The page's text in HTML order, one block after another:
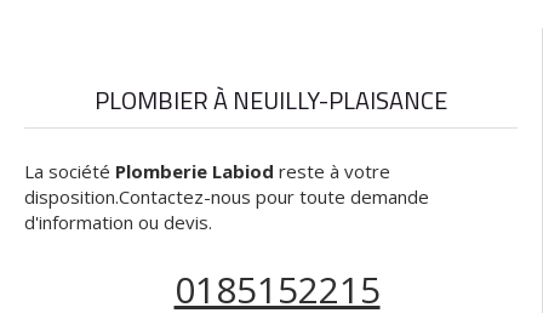
PLOMBIER À NEUILLY-PLAISANCE
La société Plomberie Labiod reste à votre
disposition.Contactez-nous pour toute demande
d'information ou devis.
0185152215